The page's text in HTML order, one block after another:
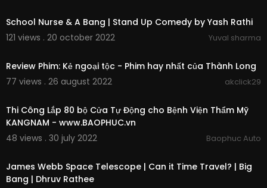
School Nurse & A Bang | Stand Up Comedy by Yash Rathi
121 views . 20 october 2022
Yuval sharma
Review Phim: Kẻ ngoại tộc - Phim hay nhất của Thành Long
77 views . 26 august 2022
akclick29
Thi Công Lắp 80 bộ Cửa Tự Động cho Bệnh Viện Thẩm Mỹ
KANGNAM - www.BAOPHUC.vn
48 views . 30 july 2022
Baophuc Auto
James Webb Space Telescope | Can it Time Travel? | Big
Bang | Dhruv Rathee